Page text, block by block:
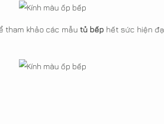
tham khảo các mẫu tủ bếp hết sức hiện